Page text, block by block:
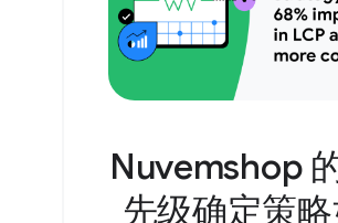
Nuvemshop
先级确定策